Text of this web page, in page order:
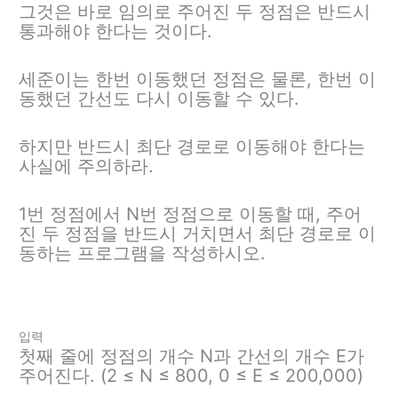
그것은 바로 임의로 주어진 두 정점은 반드시
통과해야 한다는 것이다.
세준이는 한번 이동했던 정점은 물론, 한번 이
동했던 간선도 다시 이동할 수 있다.
하지만 반드시 최단 경로로 이동해야 한다는
사실에 주의하라.
1번 정점에서 N번 정점으로 이동할 때, 주어
진 두 정점을 반드시 거치면서 최단 경로로 이
동하는 프로그램을 작성하시오.
입력
첫째 줄에 정점의 개수 N과 간선의 개수 E가
주어진다. (2 ≤ N ≤ 800, 0 ≤ E ≤ 200,000)